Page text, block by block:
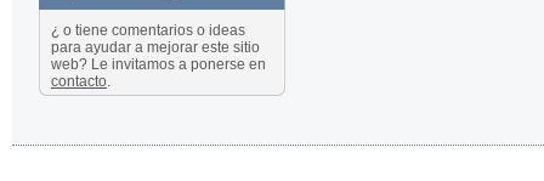
¿ o tiene comentarios o ideas
para ayudar a mejorar este sitio
web? Le invitamos a ponerse en
contacto.